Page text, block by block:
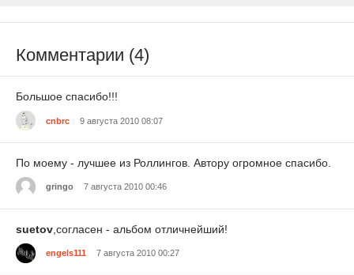
Комментарии (4)
Большое спасибо!!!
cnbrc 9 августа 2010 08:07
По моему - лучшее из Роллингов. Автору огромное спасибо.
gringo 7 августа 2010 00:46
suetov ,согласен - альбом отличнейший!
engels111 7 августа 2010 00:27